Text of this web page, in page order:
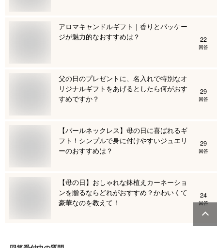
アロマキャンドルギフト｜香りとパッケー
ジが魅力的なおすすめは？
22
回答
父の日のプレゼントに、名入れで特別なオ
リジナルギフトをあげるとしたら何がおす
すめですか？
29
回答
【パールネックレス】母の日に喜ばれるギ
フト！シンプルで身に付けやすいジュエリ
ーのおすすめは？
29
回答
【母の日】おしゃれな鉢植えカーネーショ
ンを贈るならどれがおすすめ？かわいくて
豪華なのを教えて！
24
回答